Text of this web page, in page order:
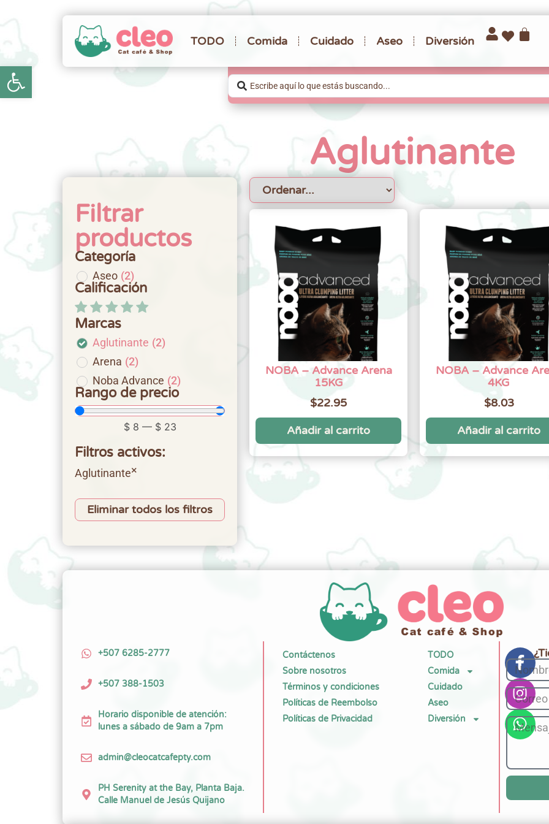
Abrir barra de herramientas
TODO Comida Cuidado Aseo Diversión
Aglutinante
Filtrar
productos
Categoría
Aseo (2)
Calificación
Marcas
Aglutinante (2)
Arena (2)
Noba Advance (2)
Rango de precio
$ 8 — $ 23
Filtros activos:
Aglutinante×
Eliminar todos los filtros
NOBA – Advance Arena
15KG
$22.95
Añadir al carrito
NOBA – Advance
4KG
$8.03
Añadir al carrito
+507 6285-2777
+507 388-1503
Horario disponible de atención:
lunes a sábado de 9am a 7pm
admin@cleocatcafepty.com
PH Serenity at the Bay, Planta Baja.
Calle Manuel de Jesús Quijano
Contáctenos
Sobre nosotros
Términos y condiciones
Políticas de Reembolso
Políticas de Privacidad
TODO
Comida
Cuidado
Aseo
Diversión